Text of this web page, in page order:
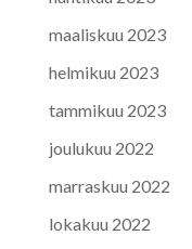
maaliskuu 2023
helmikuu 2023
tammikuu 2023
joulukuu 2022
marraskuu 2022
lokakuu 2022